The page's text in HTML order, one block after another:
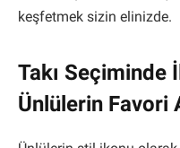
keşfetmek sizin elinizde.
Takı Seçiminde
Ünlülerin Favori